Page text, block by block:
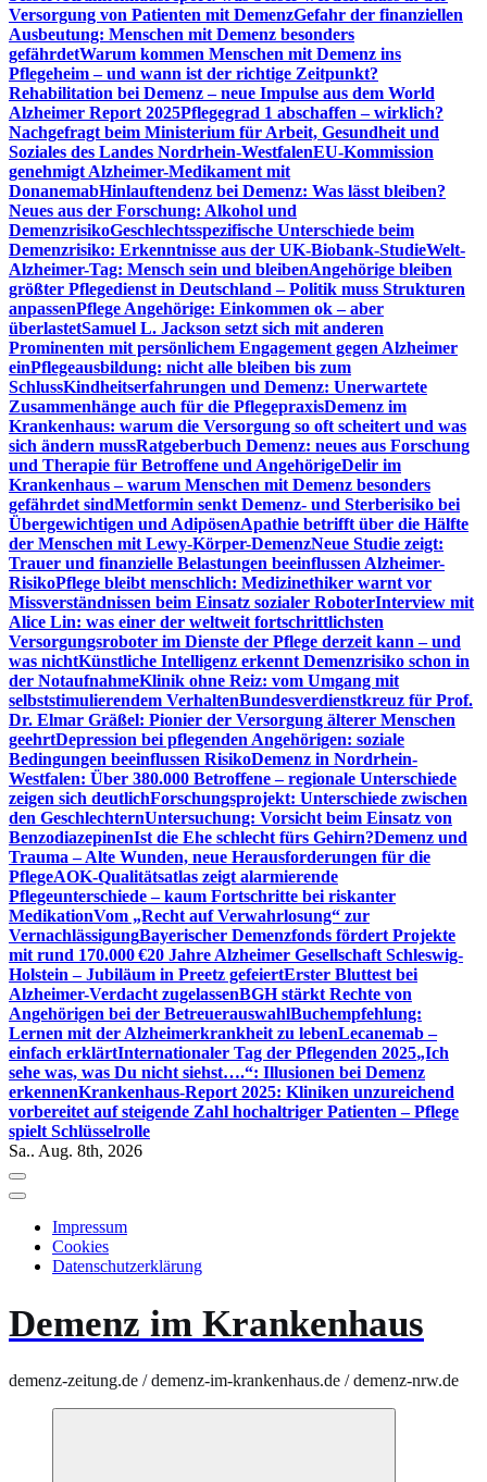
Versorgung von Patienten mit DemenzGefahr der finanziellen
Ausbeutung: Menschen mit Demenz besonders
gefährdetWarum kommen Menschen mit Demenz ins
Pflegeheim – und wann ist der richtige Zeitpunkt?
Rehabilitation bei Demenz – neue Impulse aus dem World
Alzheimer Report 2025Pflegegrad 1 abschaffen – wirklich?
Nachgefragt beim Ministerium für Arbeit, Gesundheit und
Soziales des Landes Nordrhein-WestfalenEU-Kommission
genehmigt Alzheimer-Medikament mit
DonanemabHinlauftendenz bei Demenz: Was lässt bleiben?
Neues aus der Forschung: Alkohol und
DemenzrisikoGeschlechtsspezifische Unterschiede beim
Demenzrisiko: Erkenntnisse aus der UK-Biobank-StudieWelt-
Alzheimer-Tag: Mensch sein und bleibenAngehörige bleiben
größter Pflegedienst in Deutschland – Politik muss Strukturen
anpassenPflege Angehörige: Einkommen ok – aber
überlastetSamuel L. Jackson setzt sich mit anderen
Prominenten mit persönlichem Engagement gegen Alzheimer
einPflegeausbildung: nicht alle bleiben bis zum
SchlussKindheitserfahrungen und Demenz: Unerwartete
Zusammenhänge auch für die PflegepraxisDemenz im
Krankenhaus: warum die Versorgung so oft scheitert und was
sich ändern mussRatgeberbuch Demenz: neues aus Forschung
und Therapie für Betroffene und AngehörigeDelir im
Krankenhaus – warum Menschen mit Demenz besonders
gefährdet sindMetformin senkt Demenz- und Sterberisiko bei
Übergewichtigen und AdipösenApathie betrifft über die Hälfte
der Menschen mit Lewy-Körper-DemenzNeue Studie zeigt:
Trauer und finanzielle Belastungen beeinflussen Alzheimer-
RisikoPflege bleibt menschlich: Medizinethiker warnt vor
Missverständnissen beim Einsatz sozialer RoboterInterview mit
Alice Lin: was einer der weltweit fortschrittlichsten
Versorgungsroboter im Dienste der Pflege derzeit kann – und
was nichtKünstliche Intelligenz erkennt Demenzrisiko schon in
der NotaufnahmeKlinik ohne Reiz: vom Umgang mit
selbststimulierendem VerhaltenBundesverdienstkreuz für Prof.
Dr. Elmar Gräßel: Pionier der Versorgung älterer Menschen
geehrtDepression bei pflegenden Angehörigen: soziale
Bedingungen beeinflussen RisikoDemenz in Nordrhein-
Westfalen: Über 380.000 Betroffene – regionale Unterschiede
zeigen sich deutlichForschungsprojekt: Unterschiede zwischen
den GeschlechternUntersuchung: Vorsicht beim Einsatz von
BenzodiazepinenIst die Ehe schlecht fürs Gehirn?Demenz und
Trauma – Alte Wunden, neue Herausforderungen für die
PflegeAOK-Qualitätsatlas zeigt alarmierende
Pflegeunterschiede – kaum Fortschritte bei riskanter
MedikationVom „Recht auf Verwahrlosung“ zur
VernachlässigungBayerischer Demenzfonds fördert Projekte
mit rund 170.000 €20 Jahre Alzheimer Gesellschaft Schleswig-
Holstein – Jubiläum in Preetz gefeiertErster Bluttest bei
Alzheimer-Verdacht zugelassenBGH stärkt Rechte von
Angehörigen bei der BetreuerauswahlBuchempfehlung:
Lernen mit der Alzheimerkrankheit zu lebenLecanemab –
einfach erklärtInternationaler Tag der Pflegenden 2025„Ich
sehe was, was Du nicht siehst….“: Illusionen bei Demenz
erkennenKrankenhaus-Report 2025: Kliniken unzureichend
vorbereitet auf steigende Zahl hochaltriger Patienten – Pflege
spielt Schlüsselrolle
Sa.. Aug. 8th, 2026
Impressum
Cookies
Datenschutzerklärung
Demenz im Krankenhaus
demenz-zeitung.de / demenz-im-krankenhaus.de / demenz-nrw.de